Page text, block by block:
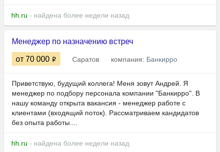
hh.ru - найдена более недели назад
Менеджер по назначению встреч
от 70 000 Саратов компания: Банкирро
Приветствую, будущий коллега! Меня зовут Андрей. Я
менеджер по подбору персонала компании "Банкирро". В
нашу команду открыта вакансия - менеджер работе с
клиентами (входящий поток). Рассматриваем кандидатов
без опыта работы....
hh.ru - найдена более недели назад